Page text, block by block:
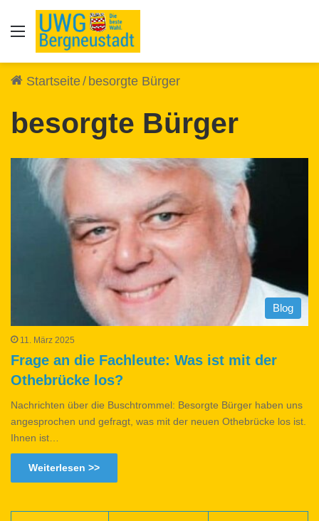
Auswahl
Startseite/ besorgte Bürger
besorgte Bürger
Blog
11. März 2025
Frage an die Fachleute: Was ist mit der
Othebrücke los?
Nachrichten über die Buschtrommel: Besorgte Bürger haben uns
angesprochen und gefragt, was mit der neuen Othebrücke los ist.
Ihnen ist…
Weiterlesen >>